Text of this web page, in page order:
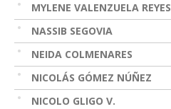
MYLENE VALENZUELA REYES
NASSIB SEGOVIA
NEIDA COLMENARES
NICOLÁS GÓMEZ NÚÑEZ
NICOLO GLIGO V.